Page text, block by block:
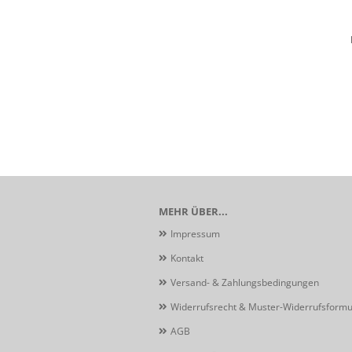
MEHR ÜBER...
Impressum
Kontakt
Versand- & Zahlungsbedingungen
Widerrufsrecht & Muster-
AGB